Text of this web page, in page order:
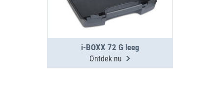
i-BOXX 72 G leeg
Ontdek nu